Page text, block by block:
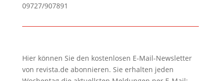
09727/907891
Hier können Sie den kostenlosen E-Mail-Newsletter
von revista.de abonnieren. Sie erhalten jeden